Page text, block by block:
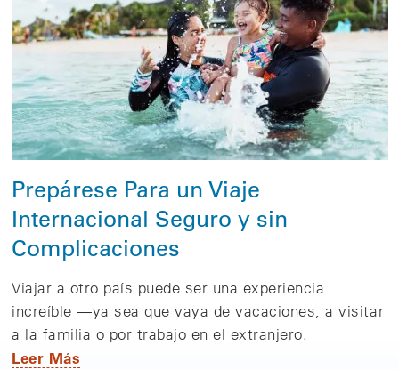
Prepárese Para un Viaje
Internacional Seguro y sin
Complicaciones
Viajar a otro país puede ser una experiencia
increíble —ya sea que vaya de vacaciones, a visitar
a la familia o por trabajo en el extranjero.
Leer Más